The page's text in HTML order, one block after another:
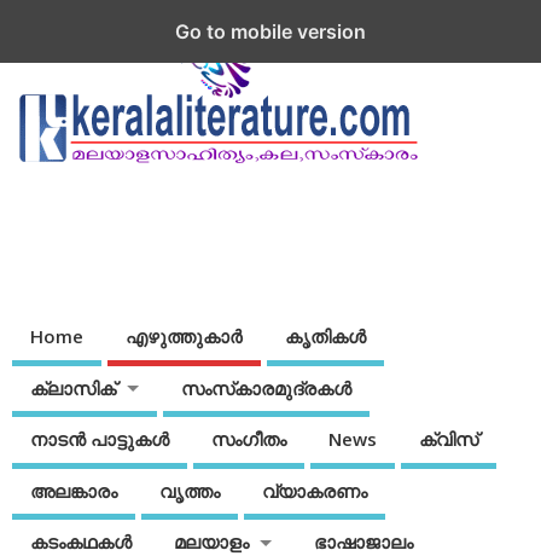
Home എഴുത്തുകാര്‍ കൃതികൾ
ക്ലാസിക് സംസ്‌കാരമുദ്രകള്‍
നാടന്‍ പാട്ടുകള്‍ സംഗീതം News ക്വിസ്
അലങ്കാരം വൃത്തം വ്യാകരണം
കടംകഥകള്‍ മലയാളം ഭാഷാജാലം
Go to mobile version